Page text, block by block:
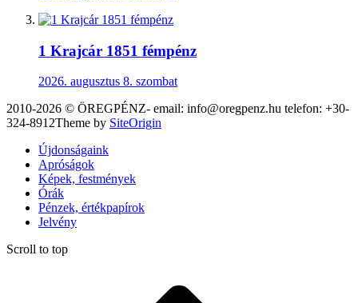
1 Krajcár 1851 fémpénz
2026. augusztus 8. szombat
2010-2026 © ÖREGPÉNZ- email: info@oregpenz.hu telefon: +30-
324-8912Theme by SiteOrigin
Újdonságaink
Apróságok
Képek, festmények
Órák
Pénzek, értékpapírok
Jelvény
Scroll to top